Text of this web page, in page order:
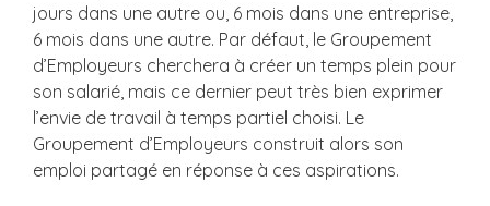
jours dans une autre ou, 6 mois dans une entreprise,
6 mois dans une autre. Par défaut, le Groupement
d’Employeurs cherchera à créer un temps plein pour
son salarié, mais ce dernier peut très bien exprimer
l’envie de travail à temps partiel choisi. Le
Groupement d’Employeurs construit alors son
emploi partagé en réponse à ces aspirations.